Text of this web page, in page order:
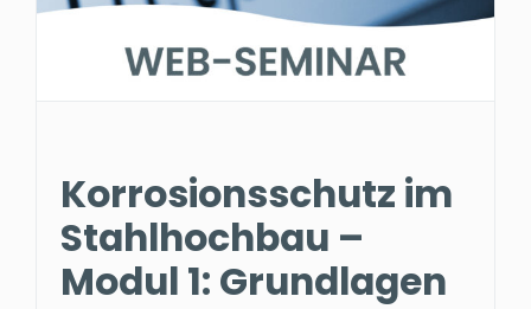
Korrosionsschutz im
Stahlhochbau –
Modul 1: Grundlagen